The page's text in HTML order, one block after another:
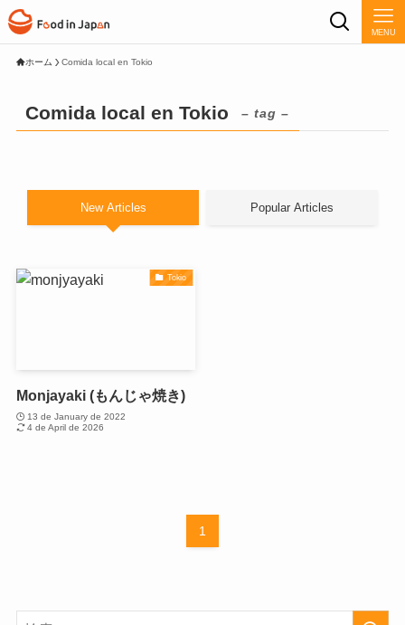
MENU
ホーム Comida local en Tokio
Comida local en Tokio – tag –
New Articles Popular Articles
Tokio
Monjayaki (もんじゃ焼き)
13 de January de 2022
4 de April de 2026
1